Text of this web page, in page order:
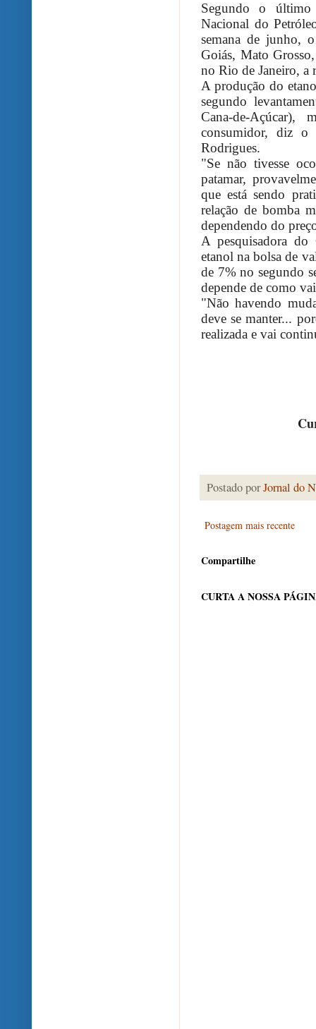
Segundo o último
Nacional do
semana de junho,
Goiás, Mato
no Rio de Janeiro, a
A produção do
segundo
Cana-de-
consumidor, diz o
Rodrigues.
"Se não tivesse
patamar,
que está sendo
relação de bomba
dependendo do
A pesquisadora do
etanol na bolsa de
de 7% no segundo
depende de como
"Não havendo
deve se manter...
realizada e vai
Postado porJornal do
Postagem mais recente
Compartilhe
CURTA A NOSSA